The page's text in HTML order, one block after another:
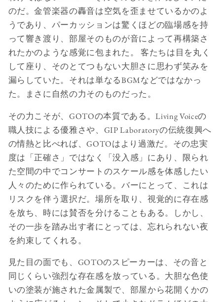
のだ。金管楽器の轟音は空気を歪ませているかのよ
うであり、パーカッションは驚くほどの臨場感を持
って響き渡り、部屋そのものが音によって再構築さ
れたかのような感覚に包まれた。 客たちは目を丸く
して座り、そのとてつもない大胆さに思わず笑みを
漏らしていた。それは単なるBGMなどではなかっ
た。まさに自然の力そのものだった。
その力こそが、GOTOの本質である。Living Voiceの
職人技による優雅さや、GIP Laboratoryの伝統復興へ
の情熱と比べれば、GOTOはより過激だ。その忠実
度は「正確さ」ではなく「没入感」にあり、限られ
た空間の中でコンサートのスケール感を体感したい
人々のために作られている。バーにとって、これは
リスクを伴う選択だ。場所を取り、視覚的に存在感
を放ち、時には賛否を分けることもある。しかし、
その一歩を踏み出す者にとっては、忘れられない夜
を約束してくれる。
見た目の面でも、GOTOのスピーカーは、その音と
同じくらい強烈な存在感を放っている。大胆な色使
いの塗装が施された金属製で、部屋から花開くかの